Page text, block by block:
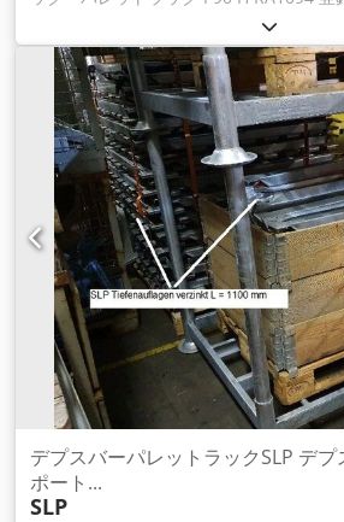
P90H パレットラッキングは、パレット
る要件に対応する非常に効率的で柔軟な
します。 製品情報 - 直立フレームタイ
ネルはネジ止め式 - 高さ x 奥行き 8,450
幅90 mmビームタイプSLI 2,700 mm（
重1,200 kg（均等荷重時 - 現場での床固
2,880 mm + アドオンベイ長さ 2,790
フレーム2個 10本ビーム（ロックピンを
立フレーム 10個ビーム（ロックピンを
Djdpfsk Aa Dzsx Ahvjck メーカー：デク
プ： P90 H ビームタイプ： SLI 2700
1200 kg (均等荷重) 状態: 良好 より大き
たちはあなたに適したカスタマイズされ
ソリューションを提供させていただきま
問い合わせも大歓迎です。例えば、衝撃
45.00 (1アイテムにつき) 配送情報： ご
つでもお引取りいたします。配送先住
ば、運賃を計算いたします。梱包を除き
し、内部輸送を含まない、工場渡し。 事
す。 専門的なアドバイスをご希望の方は
デプスバーパレットラックSLP デプ
ポート...
SLP